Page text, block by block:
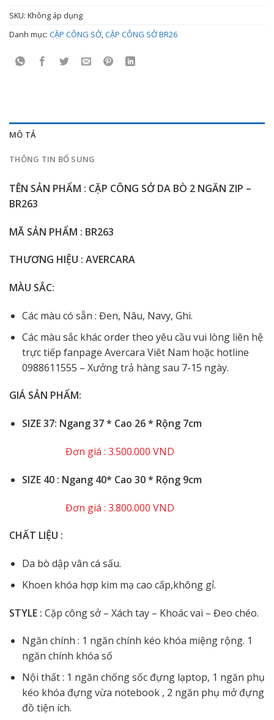
3.800.000 ₫
SKU: Không áp dụng
Danh mục: CẶP CÔNG SỞ,CẶP CÔNG SỞ BR26
MÔ TẢ
THÔNG TIN BỔ SUNG
TÊN SẢN PHẨM : CẶP CÔNG SỞ DA BÒ 2 NGĂN ZIP –
BR263
MÃ SẢN PHẨM : BR263
THƯƠNG HIỆU : AVERCARA
MÀU SẮC:
Các màu có sẵn : Đen, Nâu, Navy, Ghi.
Các màu sắc khác order theo yêu cầu vui lòng liên hệ
trực tiếp fanpage Avercara Viêt Nam hoặc hotline
0988611555 – Xưởng trả hàng sau 7-15 ngày.
GIÁ SẢN PHẨM:
SIZE 37: Ngang 37 * Cao 26 * Rộng 7cm
Đơn giá : 3.500.000 VND
️SIZE 40 : Ngang 40* Cao 30 * Rộng 9cm
Đơn giá : 3.800.000 VND
CHẤT LIỆU :
Da bò dập vân cá sấu.
Khoen khóa hợp kim mạ cao cấp,không gỉ.
STYLE : Cặp công sở – Xách tay – Khoác vai – Đeo chéo.
Ngăn chính : 1 ngăn chính kéo khóa miệng rộng. 1
ngăn chính khóa số
Nội thất : 1 ngăn chống sốc đựng lạptop, 1 ngăn phụ
kéo khóa đựng vừa notebook , 2 ngăn phụ mở đựng
đồ tiện ích.